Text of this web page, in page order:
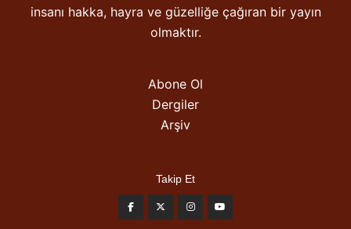
insanı hakka, hayra ve güzelliğe çağıran bir yayın
olmaktır.
Abone Ol
Dergiler
Arşiv
Takip Et